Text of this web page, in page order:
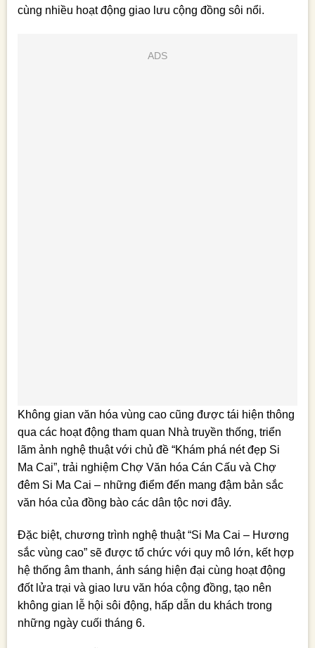
cùng nhiều hoạt động giao lưu cộng đồng sôi nổi.
ADS
Không gian văn hóa vùng cao cũng được tái hiện thông
qua các hoạt động tham quan Nhà truyền thống, triển
lãm ảnh nghệ thuật với chủ đề “Khám phá nét đẹp Si
Ma Cai”, trải nghiệm Chợ Văn hóa Cán Cấu và Chợ
đêm Si Ma Cai – những điểm đến mang đậm bản sắc
văn hóa của đồng bào các dân tộc nơi đây.
Đặc biệt, chương trình nghệ thuật “Si Ma Cai – Hương
sắc vùng cao” sẽ được tổ chức với quy mô lớn, kết hợp
hệ thống âm thanh, ánh sáng hiện đại cùng hoạt động
đốt lửa trại và giao lưu văn hóa cộng đồng, tạo nên
không gian lễ hội sôi động, hấp dẫn du khách trong
những ngày cuối tháng 6.